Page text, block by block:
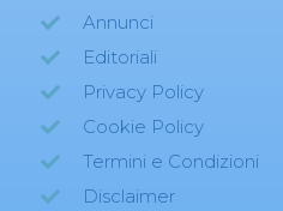
Annunci
Editoriali
Privacy Policy
Cookie Policy
Termini e Condizioni
Disclaimer